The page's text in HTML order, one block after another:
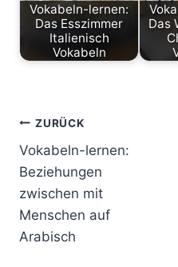
Vokabeln-lernen:
Das Esszimmer
Italienisch
Vokabeln
Das
ZURÜCK
Vokabeln-lernen:
Beziehungen
zwischen mit
Menschen auf
Arabisch